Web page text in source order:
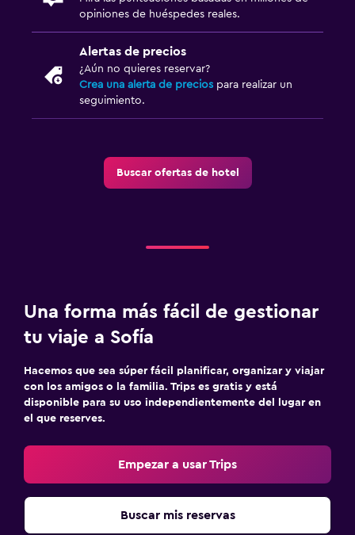
Habitación
Camas extralargas (+2 m)
Enchufe cerca de la cama
Áreas designadas para fumadores
Plantas superiores accesibles por escaleras
Lavandería
Lavandería
Servicio de planchado
Servicios de lavandería/tintorería
Tendedero
Cámaras CCTV en zonas comunes
opiniones de huéspedes reales.
Alertas de precios
¿Aún no quieres reservar?
Crea una alerta de precios para realizar un
seguimiento.
Buscar ofertas de hotel
Una forma más fácil de gestionar
tu viaje a Sofía
Hacemos que sea súper fácil planificar, organizar y viajar
con los amigos o la familia. Trips es gratis y está
disponible para su uso independientemente del lugar en
el que reserves.
Empezar a usar Trips
Buscar mis reservas